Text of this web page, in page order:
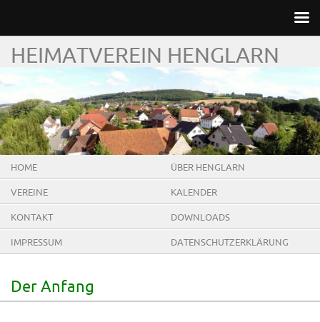
HEIMATVEREIN HENGLARN
HOME ÜBER HENGLARN
VEREINE KALENDER
KONTAKT DOWNLOADS
IMPRESSUM DATENSCHUTZERKLÄRUNG
Der Anfang